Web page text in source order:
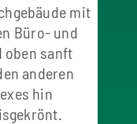
mit
Büro- und
oben sanft
anderen
hin